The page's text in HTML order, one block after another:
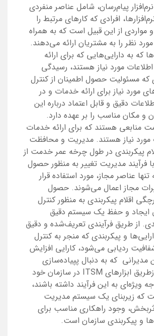
پیام‌رسان، شامل عناصر منفردی
افرادی که کارهای مرتبط را
مواردی از این قبیل است که به همراه
نظر را به مشتریان ارائه می‌دهند.
که به دارایی‌هایی که برای ارائه
مورد نیاز هستند، رسیدگی
که مسئولیت حصول اطمینان از کنترل
مورد نیاز برای ارائه خدمات و در
دقیق و قابل اعتماد درباره این
و مکان مناسب را بر عهده دارد.
منابعی هستند که برای ارائه خدمات
مورد نیاز هستند. مدیریت و محافظت
پیکربندی در طول چرخه عمر خدمت از
فرآیند مدیریت تغییر به منظور حصول
تنها عناصر مجاز، مورد استفاده قرار
مجاز اعمال می‌شوند. حصول
اقلام پیکربندی به منظور کنترل
ایجاد و حفظ یک سیستم دقیق
از طریق فرآیندی تعریف‌شده و دقیق
و پیکربندی که منجر به کنترل
ردیابی می‌شود، کارایی افزایش
مدیرانی ‌ که به دنبال پپیاده‌سازی
چارچوب ITIL ازطریق ابزارهای ITSM در سازمان خود
ویژه‌ای به این فرآیند داشته باشند،
که زیربنای یک سیستم مدیریت
وجود راهکاری مناسب برای
و پیکربندی سازمان است.